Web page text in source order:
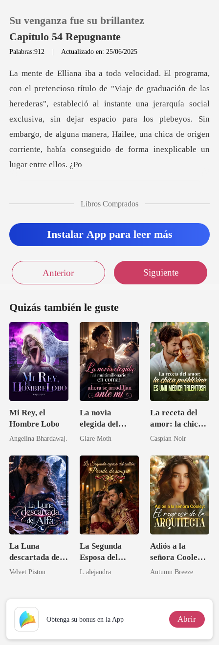
0
Recargar
Su venganza fue su brillantez
Capítulo 54 Repugnante
Palabras:912 | Actualizado en: 25/06/2025
deras", estableció al instante una jerarquía social
exclusiva, sin dejar espacio para los plebeyos. Sin
embargo, de
Libros Comprados
Instalar App para leer más
Anterior Siguiente
Quizás también le guste
Mi Rey, el
Hombre Lobo
Angelina Bhardawaj.
La novia
elegida del
multimillonario
se arrodillan
ante mí
Glare Moth
La receta del
amor: la chica
pueblerina es
talentosa
Caspian Noir
La Luna
descartada del
Alfa
Velvet Piston
La Segunda
Esposa del
Sultán: Pecado
L.alejandra
Adiós a la
señora Cooley:
El regreso de la
Autumn Breeze
Obtenga su bonus en la App Abrir